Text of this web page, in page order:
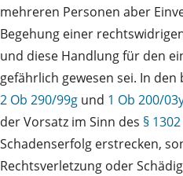
mehreren Personen aber
Begehung einer
und diese Handlung für den
gefährlich gewesen sei. In
2 Ob 290/99g und 1 Ob 200/
der Vorsatz im Sinn des §
Schadenserfolg erstrecken,
Rechtsverletzung oder